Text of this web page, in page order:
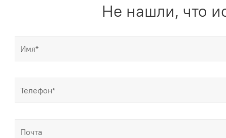
Не нашли, что